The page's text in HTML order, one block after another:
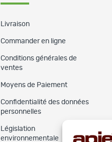
Livraison
Commander en ligne
Conditions générales de
ventes
Moyens de Paiement
Confidentialité des données
personnelles
Législation
environnementale